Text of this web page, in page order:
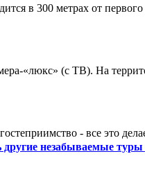
в 300 метрах от
«люкс» (с ТВ). На
- все это
другие незабываемые